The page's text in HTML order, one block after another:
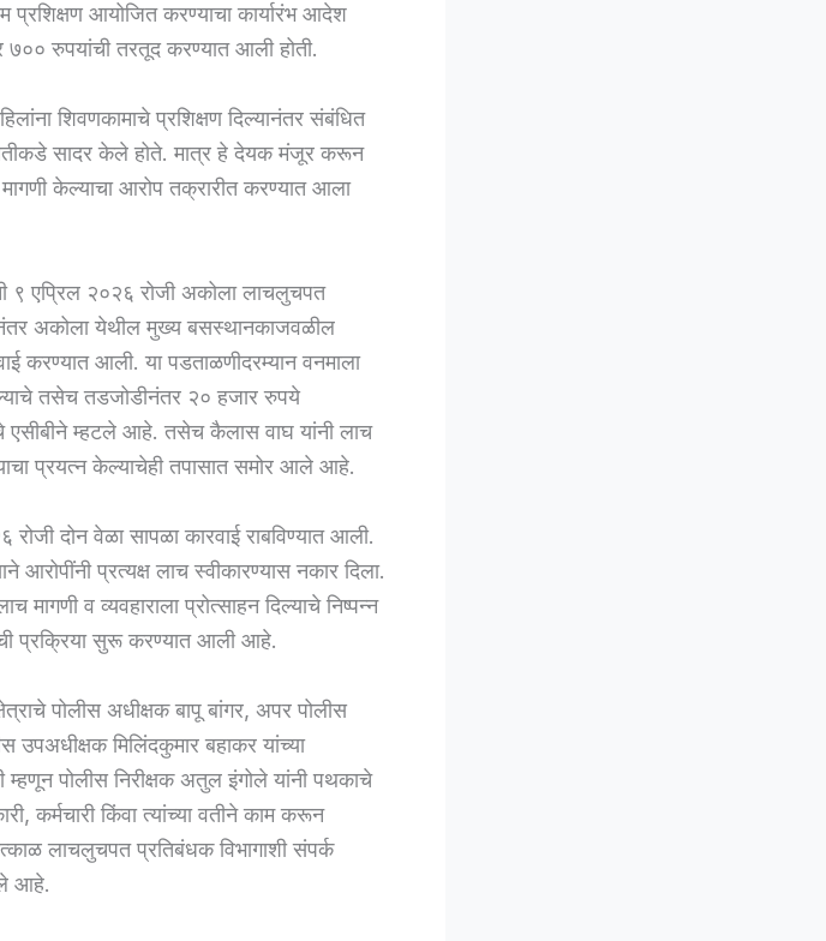
प्रशिक्षण आयोजित करण्याचा कार्यारंभ आदेश
७०० रुपयांची तरतूद करण्यात आली होती.
शिवणकामाचे प्रशिक्षण दिल्यानंतर संबंधित
सादर केले होते. मात्र हे देयक मंजूर करून
केल्याचा आरोप तक्रारीत करण्यात आला
९ एप्रिल २०२६ रोजी अकोला लाचलुचपत
अकोला येथील मुख्य बसस्थानकाजवळील
करण्यात आली. या पडताळणीदरम्यान वनमाला
तसेच तडजोडीनंतर २० हजार रुपये
एसीबीने म्हटले आहे. तसेच कैलास वाघ यांनी लाच
प्रयत्न केल्याचेही तपासात समोर आले आहे.
दोन वेळा सापळा कारवाई राबविण्यात आली.
आरोपींनी प्रत्यक्ष लाच स्वीकारण्यास नकार दिला.
व व्यवहाराला प्रोत्साहन दिल्याचे निष्पन्न
प्रक्रिया सुरू करण्यात आली आहे.
पोलीस अधीक्षक बापू बांगर, अपर पोलीस
मिलिंदकुमार बहाकर यांच्या
म्हणून पोलीस निरीक्षक अतुल इंगोले यांनी पथकाचे
कर्मचारी किंवा त्यांच्या वतीने काम करून
लाचलुचपत प्रतिबंधक विभागाशी संपर्क
आहे.